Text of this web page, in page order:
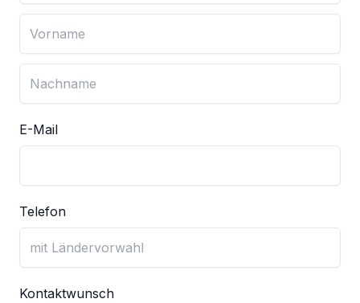
E-Mail
Telefon
Kontaktwunsch